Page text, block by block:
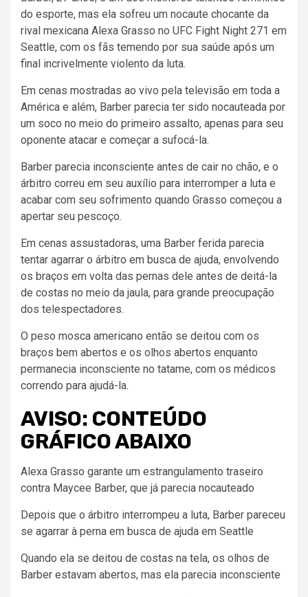
do esporte, mas ela sofreu um nocaute chocante da
rival mexicana Alexa Grasso no UFC Fight Night 271 em
Seattle, com os fãs temendo por sua saúde após um
final incrivelmente violento da luta.
Em cenas mostradas ao vivo pela televisão em toda a
América e além, Barber parecia ter sido nocauteada por
um soco no meio do primeiro assalto, apenas para seu
oponente atacar e começar a sufocá-la.
Barber parecia inconsciente antes de cair no chão, e o
árbitro correu em seu auxílio para interromper a luta e
acabar com seu sofrimento quando Grasso começou a
apertar seu pescoço.
Em cenas assustadoras, uma Barber ferida parecia
tentar agarrar o árbitro em busca de ajuda, envolvendo
os braços em volta das pernas dele antes de deitá-la
de costas no meio da jaula, para grande preocupação
dos telespectadores.
O peso mosca americano então se deitou com os
braços bem abertos e os olhos abertos enquanto
permanecia inconsciente no tatame, com os médicos
correndo para ajudá-la.
AVISO: CONTEÚDO
GRÁFICO ABAIXO
Alexa Grasso garante um estrangulamento traseiro
contra Maycee Barber, que já parecia nocauteado
Depois que o árbitro interrompeu a luta, Barber pareceu
se agarrar à perna em busca de ajuda em Seattle
Quando ela se deitou de costas na tela, os olhos de
Barber estavam abertos, mas ela parecia inconsciente